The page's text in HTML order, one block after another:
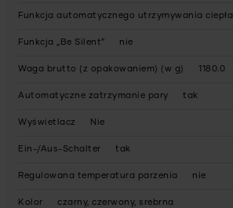
Funkcja automatycznego utrzymywania ciepła
Funkcja „Be Silent” nie
Waga brutto (z opakowaniem) (w g) 1180.0
Automatyczne zatrzymanie pary tak
Wyświetlacz Nie
Ein-/Aus-Schalter tak
Regulowana temperatura parzenia nie
Kolor czarny, czerwony, srebrna